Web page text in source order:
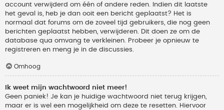
account verwijderd om één of andere reden. Indien dit laatste
het geval is, heb je dan ooit een bericht geplaatst? Het is
normaal dat forums om de zoveel tijd gebruikers, die nog geen
berichten geplaatst hebben, verwijderen. Dit doen ze om de
database qua omvang te verkleinen. Probeer je opnieuw te
registreren en meng je in de discussies.
Omhoog
Ik weet mijn wachtwoord niet meer!
Geen paniek! Je kan je huidige wachtwoord niet terug krijgen,
maar er is wel een mogelijkheid om deze te resetten. Hiervoor